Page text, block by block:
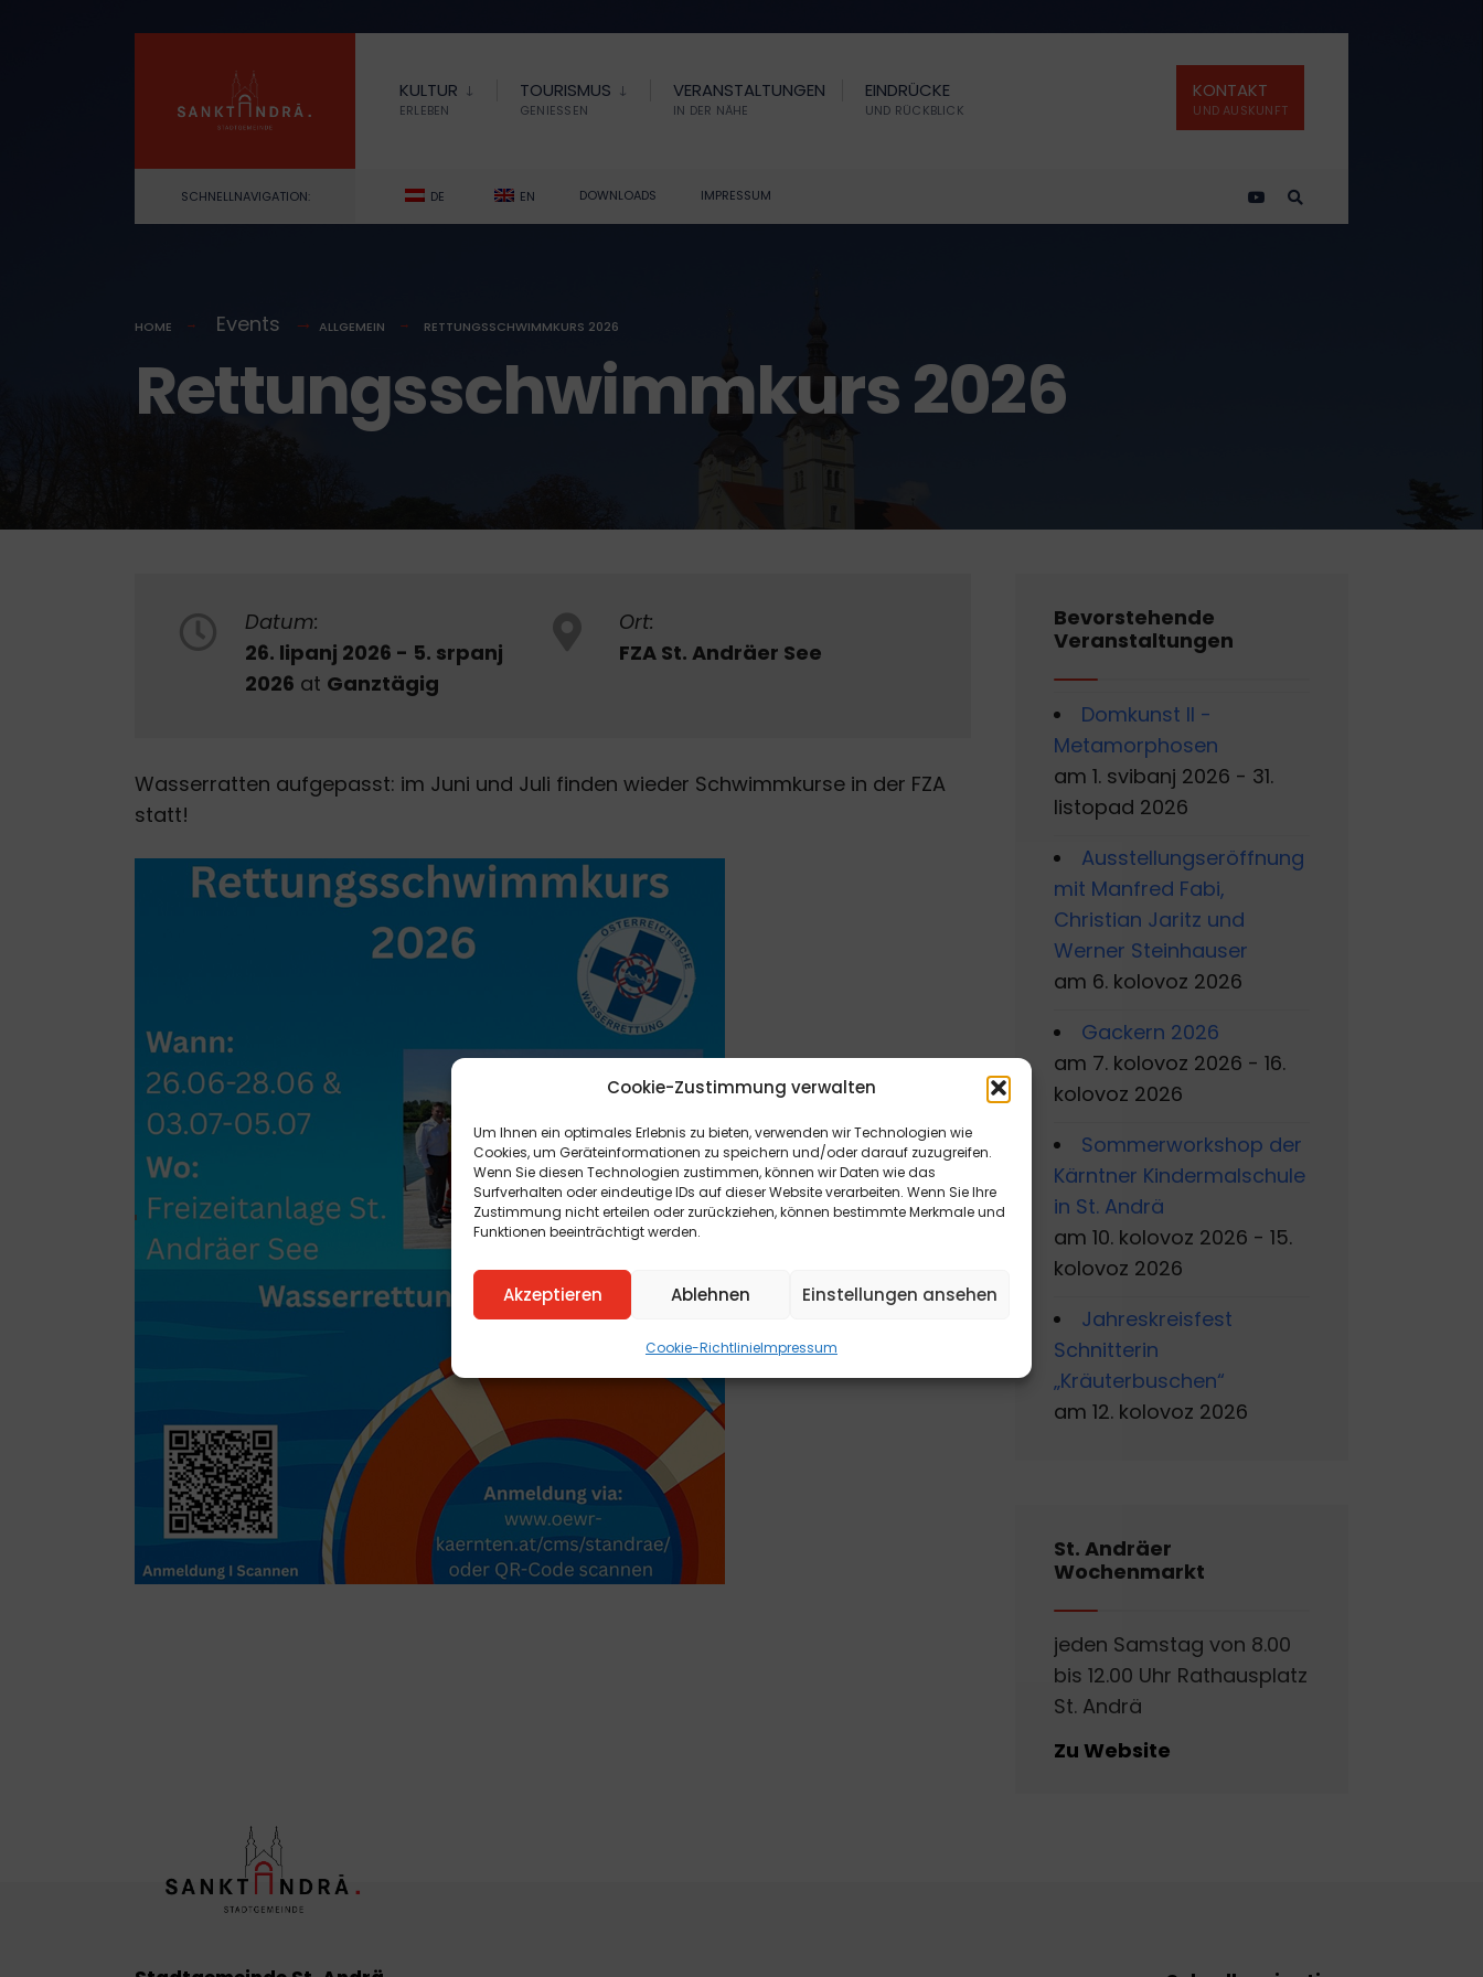
Cookie-Zustimmung verwalten
Um Ihnen ein optimales Erlebnis zu bieten, verwenden wir Technologien wie
Cookies, um Geräteinformationen zu speichern und/oder darauf zuzugreifen.
Wenn Sie diesen Technologien zustimmen, können wir Daten wie das
Surfverhalten oder eindeutige IDs auf dieser Website verarbeiten. Wenn Sie Ihre
Zustimmung nicht erteilen oder zurückziehen, können bestimmte Merkmale und
Funktionen beeinträchtigt werden.
Akzeptieren Ablehnen Einstellungen ansehen
Cookie-RichtlinieImpressum
content
KULTUR
ERLEBEN
TOURISMUS
GENIESSEN
VERANSTALTUNGEN
IN DER NÄHE
EINDRÜCKE
UND RÜCKBLICK
KONTAKT
UND AUSKUNFT
SCHNELLNAVIGATION: DE EN DOWNLOADS IMPRESSUM
HOME Events ALLGEMEIN RETTUNGSSCHWIMMKURS 2026
Rettungsschwimmkurs 2026
Datum:
26. lipanj 2026 - 5. srpanj
2026 at Ganztägig
Ort:
FZA St. Andräer See
Wasserratten aufgepasst: im Juni und Juli finden wieder Schwimmkurse in der FZA
statt!
Bevorstehende
Veranstaltungen
Domkunst II -
Metamorphosen
am 1. svibanj 2026 - 31.
listopad 2026
Ausstellungseröffnung
mit Manfred Fabi,
Christian Jaritz und
Werner Steinhauser
am 6. kolovoz 2026
Gackern 2026
am 7. kolovoz 2026 - 16.
kolovoz 2026
Sommerworkshop der
Kärntner Kindermalschule
in St. Andrä
am 10. kolovoz 2026 - 15.
kolovoz 2026
Jahreskreisfest
Schnitterin
„Kräuterbuschen“
am 12. kolovoz 2026
St. Andräer
Wochenmarkt
jeden Samstag von 8.00
bis 12.00 Uhr Rathausplatz
St. Andrä
Zu Website